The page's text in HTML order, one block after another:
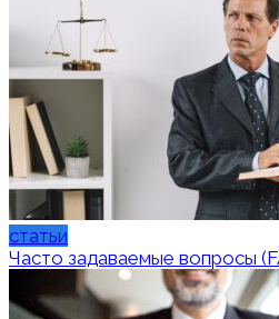
статьи
Часто задаваемые вопросы